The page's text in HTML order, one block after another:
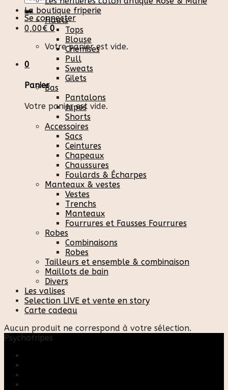
pour :
Se connecter
0,00€ 0
Votre panier est vide.
0
Panier
Votre panier est vide.
La boutique friperie
Hauts
Tops
Blouse
Chemises
Pull
Sweats
Gilets
Bas
Pantalons
Jupes
Shorts
Accessoires
Sacs
Ceintures
Chapeaux
Chaussures
Foulards & Écharpes
Manteaux & vestes
Vestes
Trenchs
Manteaux
Fourrures et Fausses Fourrures
Robes
Combinaisons
Robes
Tailleurs et ensemble & combinaison
Maillots de bain
Divers
Les valises
Selection LIVE et vente en story
Carte cadeau
Aucun produit ne correspond à votre sélection.
Psychofripes